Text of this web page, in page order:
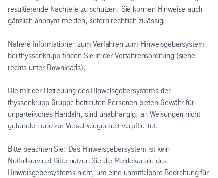
resultierende Nachteile zu schützen. Sie können Hinweise auch
gänzlich anonym melden, sofern rechtlich zulässig.
Nähere Informationen zum Verfahren zum Hinweisgebersystem
bei thyssenkrupp finden Sie in der Verfahrensordnung (siehe
rechts unter Downloads).
Die mit der Betreuung des Hinweisgebersystems der
thyssenkrupp Gruppe betrauten Personen bieten Gewähr für
unparteiisches Handeln, sind unabhängig, an Weisungen nicht
gebunden und zur Verschwiegenheit verpflichtet.
Bitte beachten Sie: Das Hinweisgebersystem ist kein
Notfallservice! Bitte nutzen Sie die Meldekanäle des
Hinweisgebersystems nicht, um eine unmittelbare Bedrohung für